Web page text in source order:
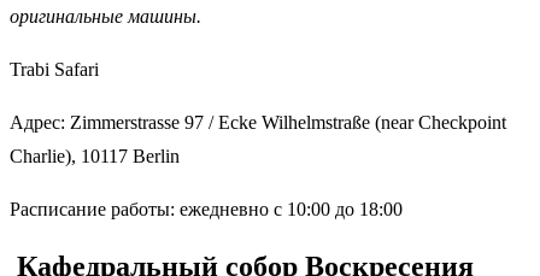
оригинальные машины.
Trabi Safari
Адрес: Zimmerstrasse 97 / Ecke Wilhelmstraße (near Checkpoint
Charlie), 10117 Berlin
Расписание работы: ежедневно с 10:00 до 18:00
Кафедральный собор Воскресения